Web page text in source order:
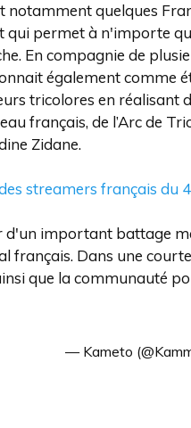
quelques
qui permet à n'importe
En compagnie de
également comme
tricolores en
français, de l’Arc de
Zidane.
streamers français du
d'un important battage
Dans une
que la communauté
— Kameto